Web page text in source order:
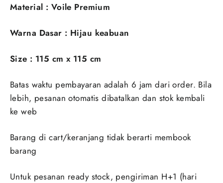
Material : Voile Premium
Warna Dasar : Hijau keabuan
Size : 115 cm x 115 cm
Batas waktu pembayaran adalah 6 jam dari order. Bila
lebih, pesanan otomatis dibatalkan dan stok kembali
ke web
Barang di cart/keranjang tidak berarti membook
barang
Untuk pesanan ready stock, pengiriman H+1 (hari